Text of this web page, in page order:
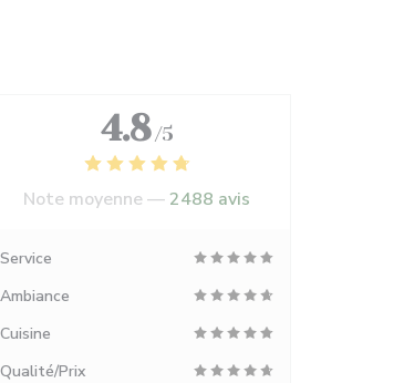
4.8 /5
Note moyenne —2488 avis
Service
Ambiance
Cuisine
Qualité/Prix